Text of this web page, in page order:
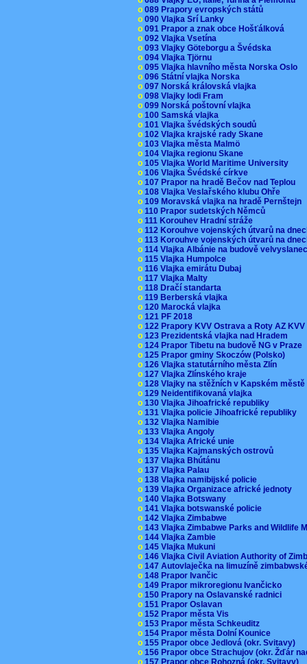
o 089 Prapory evropských států
o 090 Vlajka Srí Lanky
o 091 Prapor a znak obce Hošťálková
o 092 Vlajka Vsetína
o 093 Vlajky Göteborgu a Švédska
o 094 Vlajka Tjörnu
o 095 Vlajka hlavního města Norska Oslo
o 096 Státní vlajka Norska
o 097 Norská královská vlajka
o 098 Vlajky lodi Fram
o 099 Norská poštovní vlajka
o 100 Samská vlajka
o 101 Vlajka švédských soudů
o 102 Vlajka krajské rady Skane
o 103 Vlajka města Malmö
o 104 Vlajka regionu Skane
o 105 Vlajka World Maritime University
o 106 Vlajka Švédské církve
o 107 Prapor na hradě Bečov nad Teplou
o 108 Vlajka Veslařského klubu Ohře
o 109 Moravská vlajka na hradě Pernštejn
o 110 Prapor sudetských Němců
o 111 Korouhev Hradní stráže
o 112 Korouhve vojenských útvarů na
o 113 Korouhve vojenských útvarů na
o 114 Vlajka Albánie na budově
o 115 Vlajka Humpolce
o 116 Vlajka emirátu Dubaj
o 117 Vlajka Malty
o 118 Dračí standarta
o 119 Berberská vlajka
o 120 Marocká vlajka
o 121 PF 2018
o 122 Prapory KVV Ostrava a Roty AZ
o 123 Prezidentská vlajka nad Hradem
o 124 Prapor Tibetu na budově NG v Praze
o 125 Prapor gminy Skoczów (Polsko)
o 126 Vlajka statutárního města Zlín
o 127 Vlajka Zlínského kraje
o 128 Vlajky na stěžních v Kapském
o 129 Neidentifikovaná vlajka
o 130 Vlajka Jihoafrické republiky
o 131 Vlajka policie Jihoafrické republiky
o 132 Vlajka Namibie
o 133 Vlajka Angoly
o 134 Vlajka Africké unie
o 135 Vlajka Kajmanských ostrovů
o 137 Vlajka Bhútánu
o 137 Vlajka Palau
o 138 Vlajka namibijské policie
o 139 Vlajka Organizace africké jednoty
o 140 Vlajka Botswany
o 141 Vlajka botswanské policie
o 142 Vlajka Zimbabwe
o 143 Vlajka Zimbabwe Parks and Wildlife
o 144 Vlajka Zambie
o 145 Vlajka Mukuni
o 146 Vlajka Civil Aviation Authority of
o 147 Autovlaječka na limuzíně
o 148 Prapor Ivančic
o 149 Prapor mikroregionu Ivančicko
o 150 Prapory na Oslavanské radnici
o 151 Prapor Oslavan
o 152 Prapor města Vis
o 153 Prapor města Schkeuditz
o 154 Prapor města Dolní Kounice
o 155 Prapor obce Jedlová (okr. Svitavy)
o 156 Prapor obce Strachujov (okr. Žďár
o 157 Prapor obce Rohozná (okr. Svitavy)